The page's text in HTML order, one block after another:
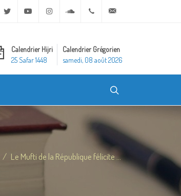
Facebook Twitter Youtube Instagram Soundcloud+20 2 25970400
Calendrier Hijri
25 Safar 1448
Calendrier Grégorien
samedi, 08 août 2026
Le Mufti de la République félicite ...